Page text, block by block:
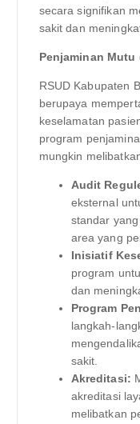
secara signifikan
sakit dan
Penjaminan
RSUD Kabupaten
berupaya
keselamatan
program
mungkin
Audit
eksternal
standar
area yang
Inisiatif
program
dan
Program
langkah-
sakit.
Akreditasi:
akreditasi
melibatkan